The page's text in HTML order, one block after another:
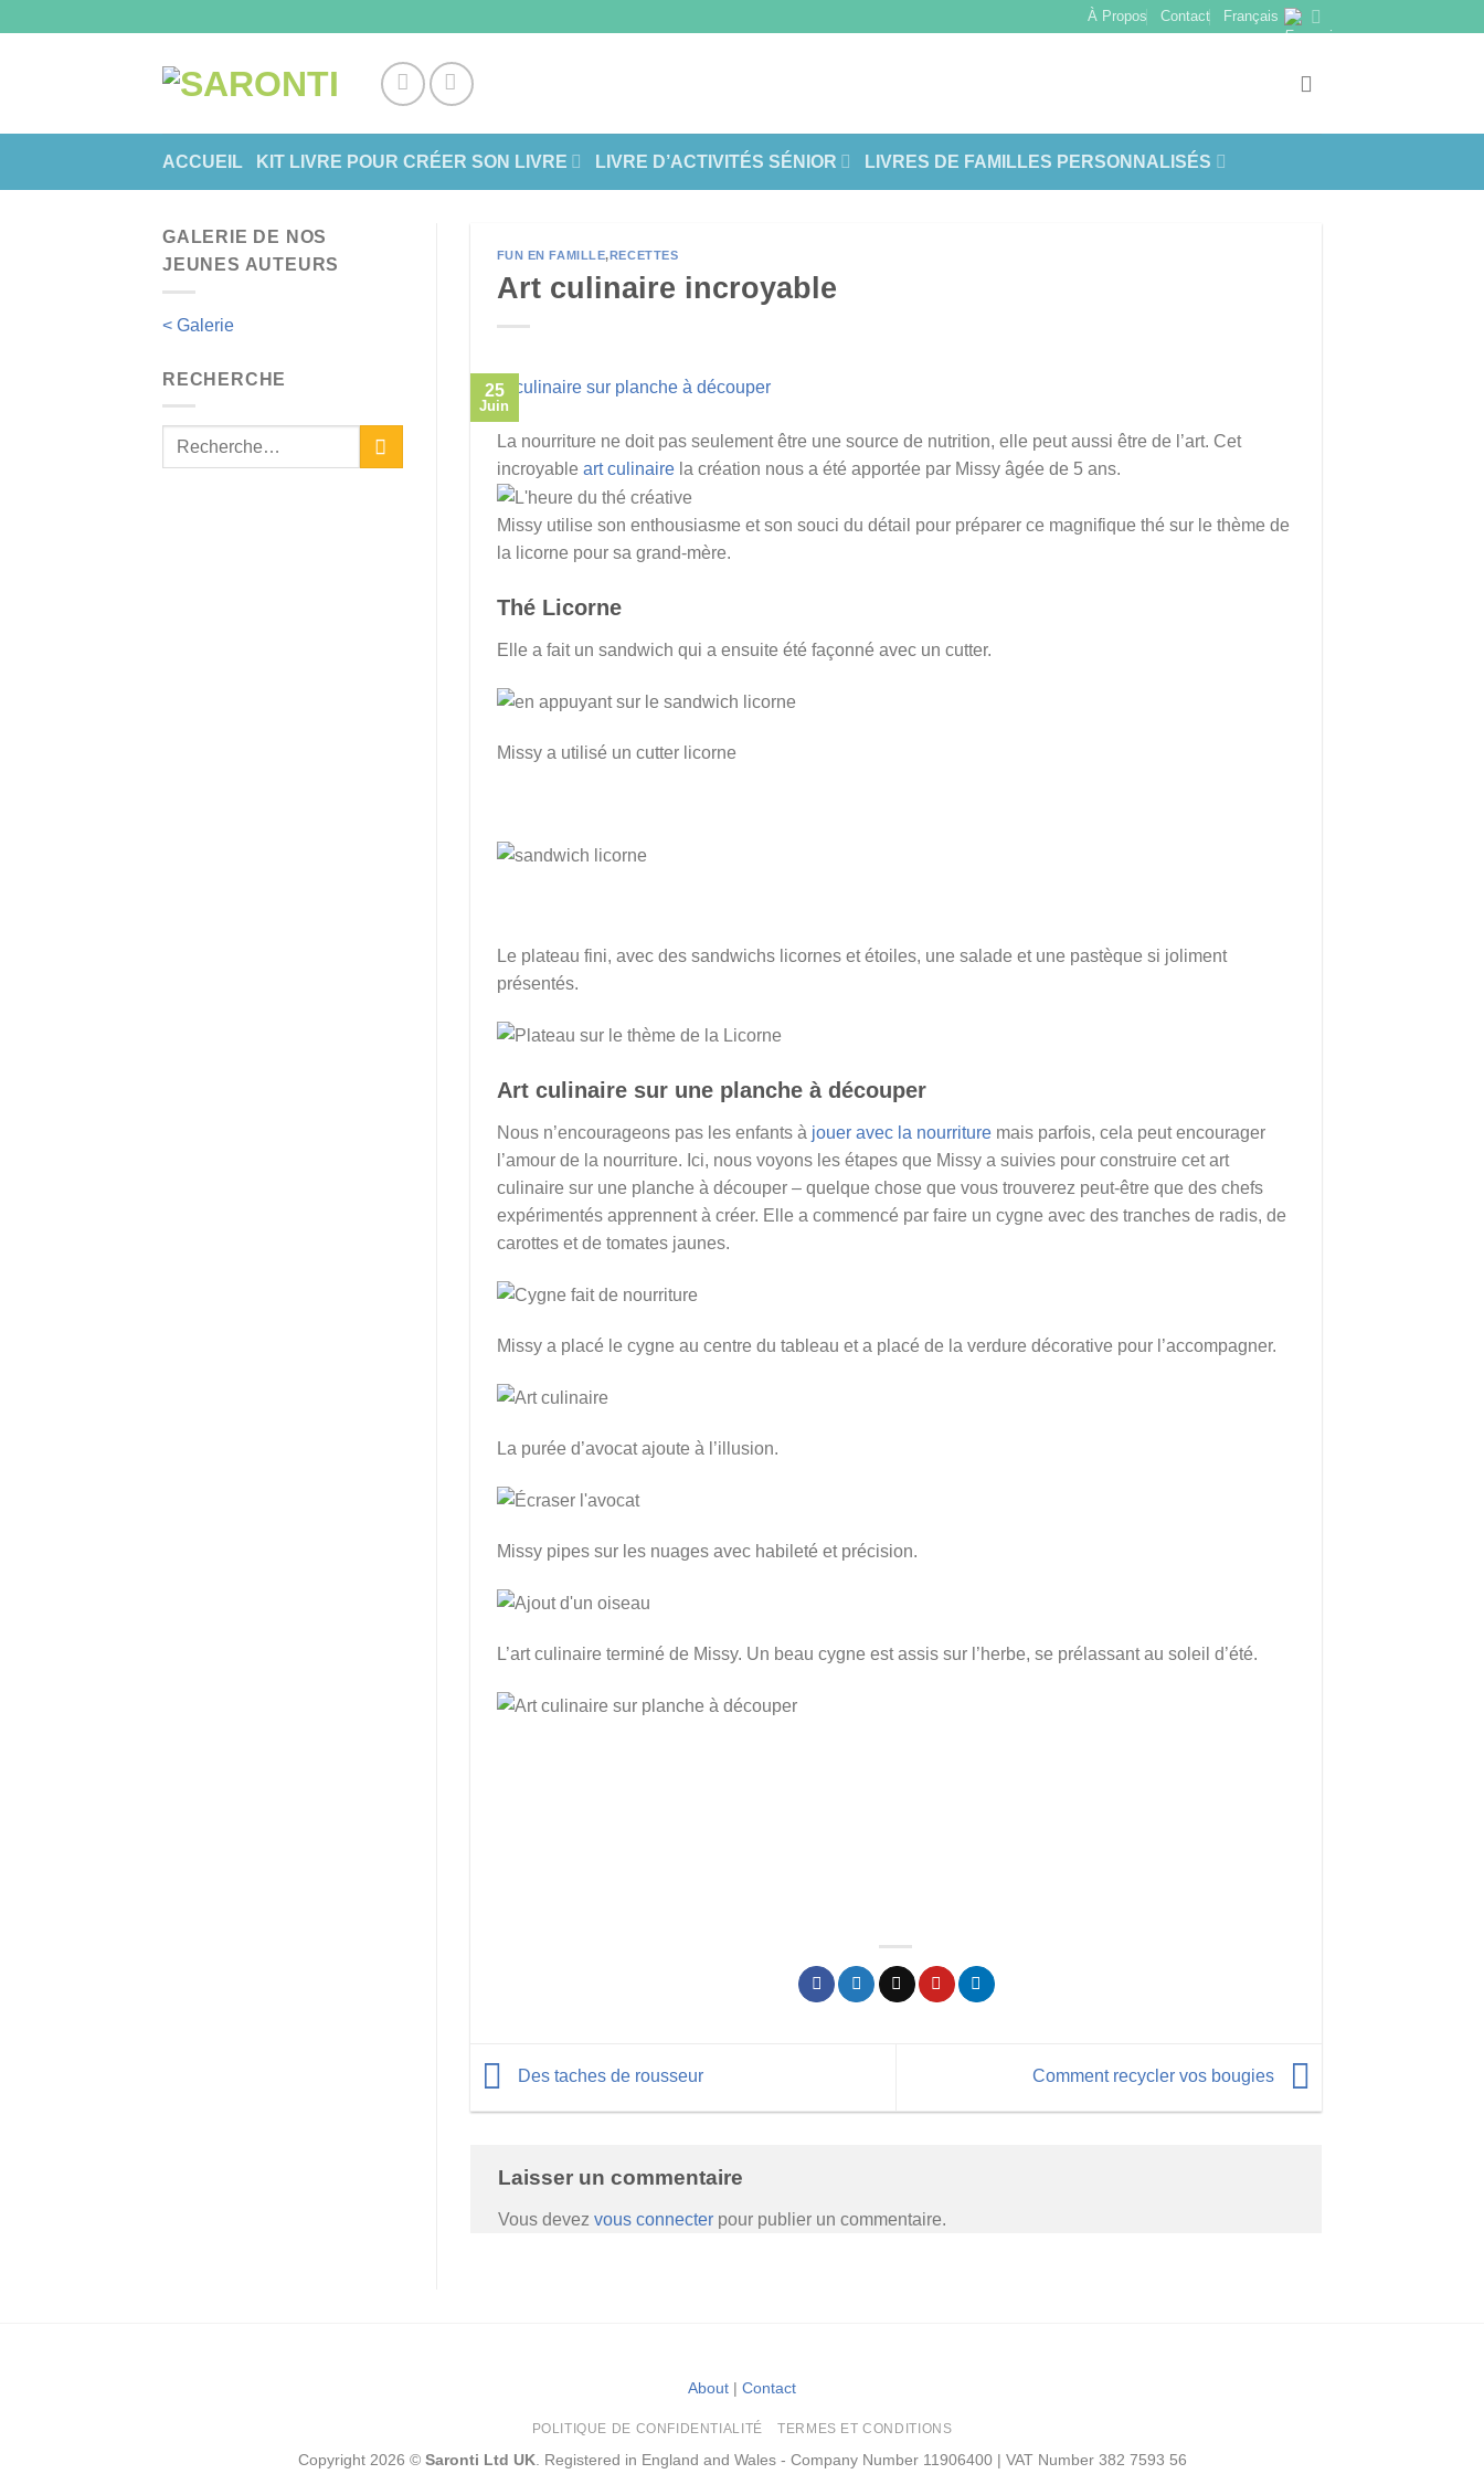
À Propos Contact Français
ACCUEIL KIT LIVRE POUR CRÉER SON LIVRE LIVRE D’ACTIVITÉS SÉNIOR LIVRES DE FAMILLES PERSONNALISÉS
GALERIE DE NOS
JEUNES AUTEURS
< Galerie
RECHERCHE
FUN EN FAMILLE,RECETTES
Art culinaire incroyable
25
Juin
La nourriture ne doit pas seulement être une source de nutrition, elle peut aussi être de l’art. Cet
incroyable art culinairela création nous a été apportée par Missy âgée de 5 ans.
Missy utilise son enthousiasme et son souci du détail pour préparer ce magnifique thé sur le thème de
la licorne pour sa grand-mère.
Thé Licorne
Elle a fait un sandwich qui a ensuite été façonné avec un cutter.
Missy a utilisé un cutter licorne
Le plateau fini, avec des sandwichs licornes et étoiles, une salade et une pastèque si joliment
présentés.
Art culinaire sur une planche à découper
Nous n’encourageons pas les enfants à jouer avec la nourrituremais parfois, cela peut encourager
l’amour de la nourriture. Ici, nous voyons les étapes que Missy a suivies pour construire cet art
culinaire sur une planche à découper – quelque chose que vous trouverez peut-être que des chefs
expérimentés apprennent à créer. Elle a commencé par faire un cygne avec des tranches de radis, de
carottes et de tomates jaunes.
Missy a placé le cygne au centre du tableau et a placé de la verdure décorative pour l’accompagner.
La purée d’avocat ajoute à l’illusion.
Missy pipes sur les nuages avec habileté et précision.
L’art culinaire terminé de Missy. Un beau cygne est assis sur l’herbe, se prélassant au soleil d’été.
Des taches de rousseur Comment recycler vos bougies
Laisser un commentaire
Vous devez vous connecterpour publier un commentaire.
About | Contact
POLITIQUE DE CONFIDENTIALITÉ TERMES ET CONDITIONS
Copyright 2026 © Saronti Ltd UK. Registered in England and Wales - Company Number 11906400 | VAT Number 382 7593 56